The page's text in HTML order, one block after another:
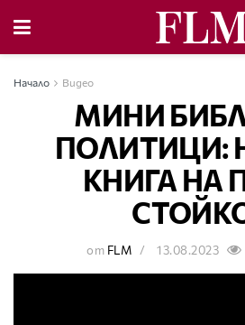
Начало Видео
МИНИ
ПОЛИТИЦИ:
КНИГА НА
от FLM 13.08.2023